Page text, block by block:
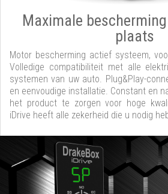
Maximale
plaats
Motor bescherming actief systeem,
Volledige compatibiliteit met alle
systemen van uw auto. Plug&Play-
en eenvoudige installatie. Constant en
het product te zorgen voor hoge
iDrive heeft alle zekerheid die u nodig